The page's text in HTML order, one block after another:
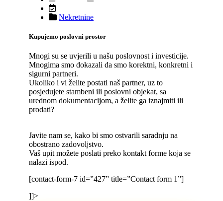
Nekretnine
Kupujemo poslovni prostor
Mnogi su se uvjerili u našu poslovnost i investicije.
Mnogima smo dokazali da smo korektni, konkretni i
sigurni partneri.
Ukoliko i vi želite postati naš partner, uz to
posjedujete stambeni ili poslovni objekat, sa
urednom dokumentacijom, a želite ga iznajmiti ili
prodati?
Javite nam se, kako bi smo ostvarili saradnju na
obostrano zadovoljstvo.
Vaš upit možete poslati preko kontakt forme koja se
nalazi ispod.
[contact-form-7 id=”427” title=”Contact form 1”]
]]>